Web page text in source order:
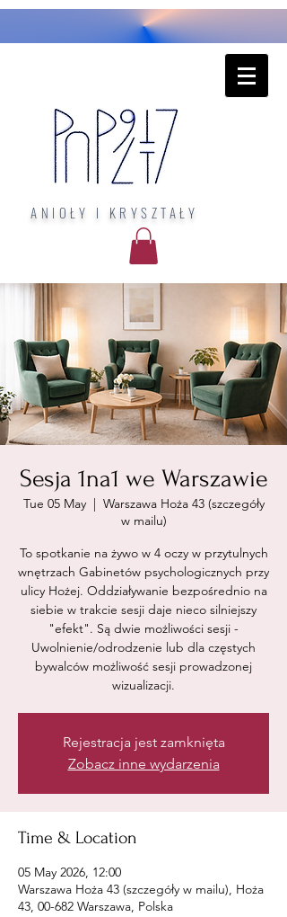
ANIOŁY I KRYSZTAŁY
Sesja 1na1 we Warszawie
Tue 05 May
  |
Warszawa Hoża 43 (szczegóły
w mailu)
To spotkanie na żywo w 4 oczy w przytulnych
wnętrzach Gabinetów psychologicznych przy
ulicy Hożej. Oddziaływanie bezpośrednio na
siebie w trakcie sesji daje nieco silniejszy
"efekt". Są dwie możliwości sesji -
Uwolnienie/odrodzenie lub dla częstych
bywalców możliwość sesji prowadzonej
wizualizacji.
Rejestracja jest zamknięta
Zobacz inne wydarzenia
Time & Location
05 May 2026, 12:00
Warszawa Hoża 43 (szczegóły w mailu), Hoża
43, 00-682 Warszawa, Polska